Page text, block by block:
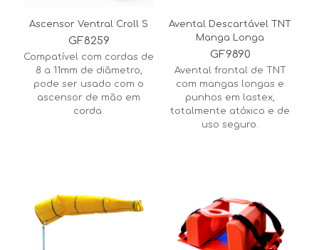
Ascensor Ventral Croll S
GF8259
Compatível com cordas de
8 a 11mm de diâmetro,
pode ser usado com o
ascensor de mão em
corda.
Avental Descartável TNT
Manga Longa
GF9890
Avental frontal de TNT
com mangas longas e
punhos em lastex,
totalmente atóxico e de
uso seguro.